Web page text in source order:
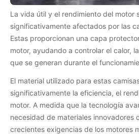
La vida útil y el rendimiento del motor
significativamente afectados por las
Estas proporcionan una capa
motor, ayudando a controlar el calor,
que se generan durante el
El material utilizado para estas
significativamente la eficiencia, el
motor. A medida que la tecnología
necesidad de materiales innovadores
crecientes exigencias de los motores